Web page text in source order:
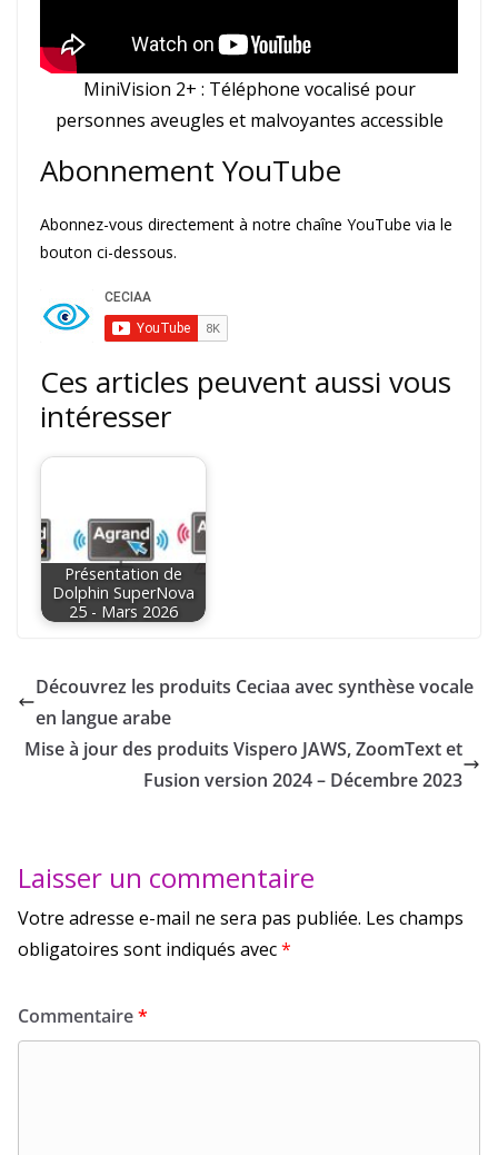
MiniVision 2+ : Téléphone vocalisé pour
personnes aveugles et malvoyantes accessible
Abonnement YouTube
Abonnez-vous directement à notre chaîne YouTube via le
bouton ci-dessous.
Ces articles peuvent aussi vous
intéresser
Présentation de
Dolphin SuperNova
25 - Mars 2026
Découvrez les produits Ceciaa avec synthèse vocale
en langue arabe
Mise à jour des produits Vispero JAWS, ZoomText et
Fusion version 2024 – Décembre 2023
Laisser un commentaire
Votre adresse e-mail ne sera pas publiée. Les champs
obligatoires sont indiqués avec*
Commentaire*